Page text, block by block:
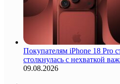
Покупателям iPhone 18 Pro
столкнулась с нехваткой
09.08.2026